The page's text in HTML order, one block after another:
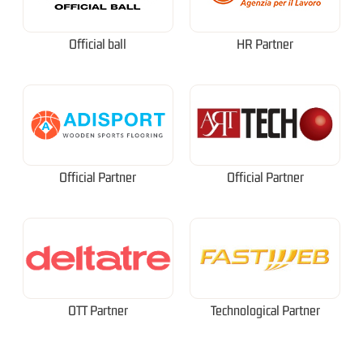
Official ball HR Partner
Official Partner Official Partner
OTT Partner Technological Partner